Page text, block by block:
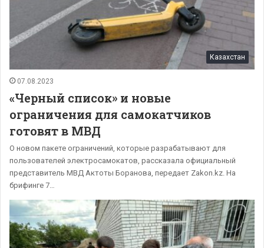
Казахстан
07.08.2023
«Черный список» и новые
ограничения для самокатчиков
готовят в МВД
О новом пакете ограничений, которые разрабатывают для
пользователей электросамокатов, рассказала официальный
представитель МВД Актоты Боранова, передает Zakon.kz. На
брифинге 7…